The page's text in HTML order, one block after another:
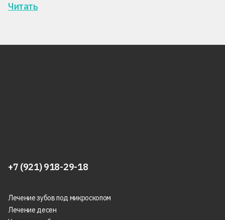
Читать
+7 (921) 918-29-18
Лечение зубов под микроскопом
Лечение десен